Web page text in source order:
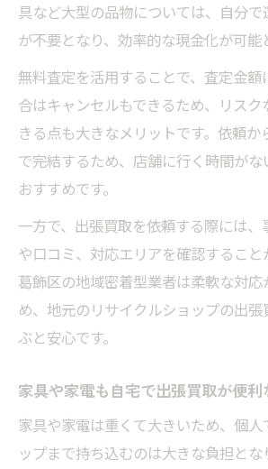
具など大型の品物については、自分
が不要となり、効率的な現金化が可能
無料査定を活用することで、査定金
合はキャンセルもできるため、リスク
きる点も大きなメリットです。依頼か
で完結するため、店舗に行く時間がな
おすすめです。
一方で、出張買取を依頼する際には、
や口コミ、対応エリアを確認すること
葛飾区の地域密着型業者は柔軟な対
め、地元のリサイクルショップの出
ぶと安心です。
家具や家電も自宅で出張買取が便利
家具や家電は重くて大きいため、個人
ップまで持ち込むのは大きな負担とな